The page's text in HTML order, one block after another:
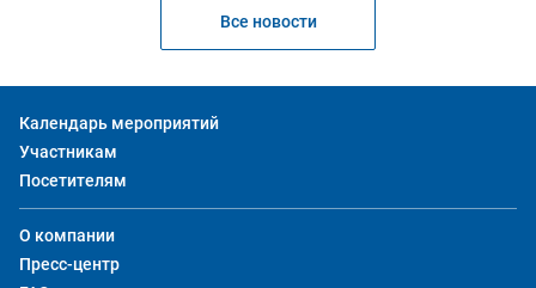
Все новости
Календарь мероприятий
Участникам
Посетителям
О компании
Пресс-центр